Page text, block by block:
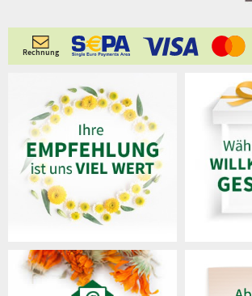
Rechnung